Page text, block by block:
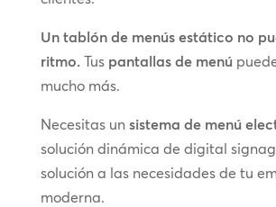
Un tablón de menús estático no
ritmo.Tus pantallas de menú
mucho más.
Necesitas un sistema de menú
solución dinámica de digital
solución a las necesidades de tu
moderna.